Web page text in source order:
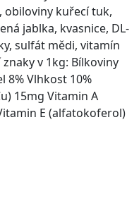
obiloviny kuřecí tuk,
jablka, kvasnice, DL-
sulfát mědi, vitamín
v 1kg: Bílkoviny
8% Vlhkost 10%
15mg Vitamin A
E (alfatokoferol)